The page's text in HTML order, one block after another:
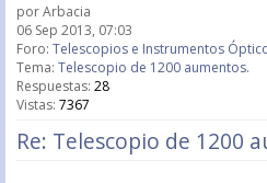
porArbacia
06 Sep 2013, 07:03
Foro: Telescopios e Instrumentos
Tema: Telescopio de 1200 aumentos.
Respuestas: 28
Vistas: 7367
Re: Telescopio de 1200